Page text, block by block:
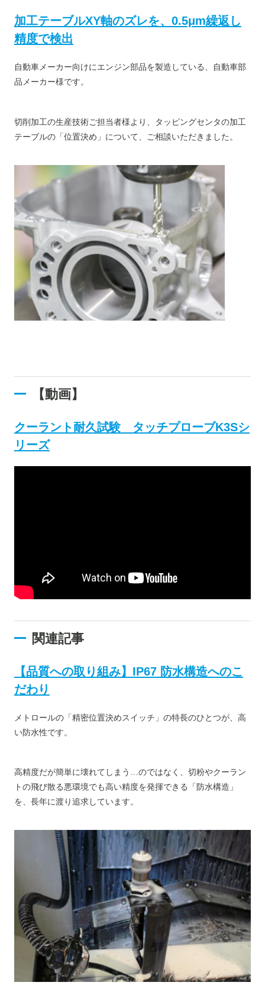
加工テーブルXY軸のズレを、0.5μm繰返し
精度で検出
自動車メーカー向けにエンジン部品を製造している、自動車部
品メーカー様です。
切削加工の生産技術ご担当者様より、タッピングセンタの加工
テーブルの「位置決め」について、ご相談いただきました。
【動画】
クーラント耐久試験 タッチプローブK3Sシ
リーズ
関連記事
【品質への取り組み】IP67 防水構造へのこ
だわり
メトロールの「精密位置決めスイッチ」の特長のひとつが、高
い防水性です。
高精度だが簡単に壊れてしまう…のではなく、切粉やクーラン
トの飛び散る悪環境でも高い精度を発揮できる「防水構造」
を、長年に渡り追求しています。